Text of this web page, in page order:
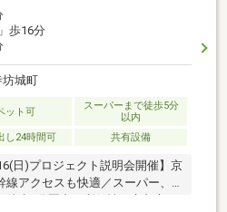
歩16分
坊城町
ット可
スーパーまで徒歩5分
以内
し24時間可 共有設備
日)プロジェクト説明会開催】京
アクセスも快適／スーパー、